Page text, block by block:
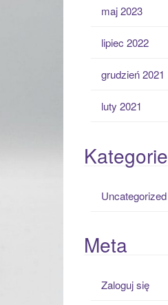
maj 2023
lipiec 2022
grudzień 2021
luty 2021
Kategorie
Uncategorized
Meta
Zaloguj się